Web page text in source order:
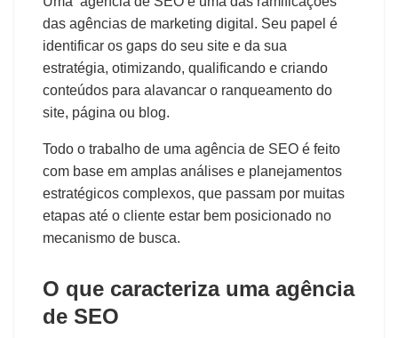
das agências de marketing digital. Seu papel é
identificar os gaps do seu site e da sua
estratégia, otimizando, qualificando e criando
conteúdos para alavancar o ranqueamento do
site, página ou blog.
Todo o trabalho de uma agência de SEO é feito
com base em amplas análises e planejamentos
estratégicos complexos, que passam por muitas
etapas até o cliente estar bem posicionado no
mecanismo de busca.
O que caracteriza uma agência
de SEO